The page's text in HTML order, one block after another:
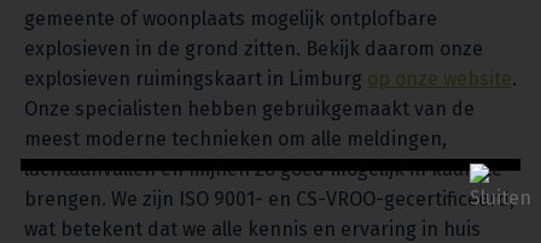
gemeente of woonplaats mogelijk ontplofbare
explosieven in de grond zitten. Bekijk daarom onze
explosieven ruimingskaart in Limburg op onze website.
Onze specialisten hebben gebruikgemaakt van de
meest moderne technieken om alle meldingen,
luchtaanvallen en mijnen zo goed mogelijk in kaart te
brengen. We zijn ISO 9001- en CS-VROO-gecertificeerd,
wat betekent dat we alle kennis en ervaring in huis